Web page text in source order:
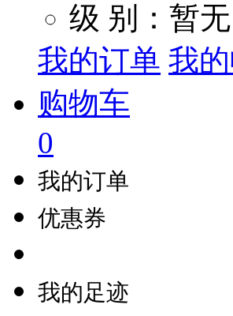
级 别：暂无
我的订单 我
购物车
0
我的订单
优惠券
我的足迹